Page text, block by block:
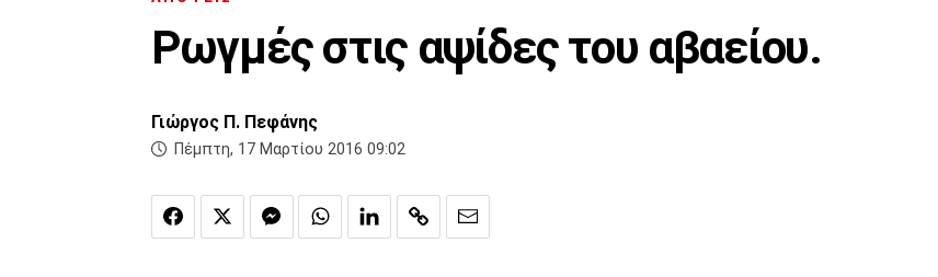
Ρωγμές στις αψίδες του αβαείου.
Γιώργος Π. Πεφάνης
Πέμπτη, 17 Μαρτίου 2016 09:02